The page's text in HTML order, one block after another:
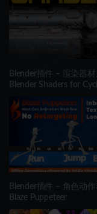
Blender插件 – 渲染器材
Blender Shaders for
Blender插件 – 角色动作
Blaze Puppeteer